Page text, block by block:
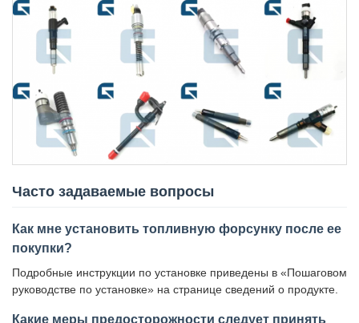
Часто задаваемые вопросы
Как мне установить топливную форсунку после ее
покупки?
Подробные инструкции по установке приведены в «Пошаговом
руководстве по установке» на странице сведений о продукте.
Какие меры предосторожности следует принять